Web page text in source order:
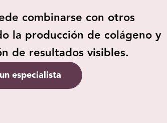
combinarse con otros
la producción de colágeno y
de resultados visibles.
especialista